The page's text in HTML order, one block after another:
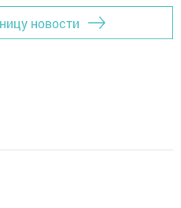
новости